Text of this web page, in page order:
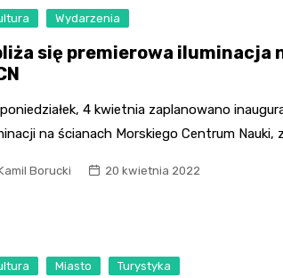
Wydarzenia
się premierowa iluminacja
4 kwietnia zaplanowano
na ścianach Morskiego Centrum Nauki,
Borucki 20 kwietnia 2022
Miasto Turystyka